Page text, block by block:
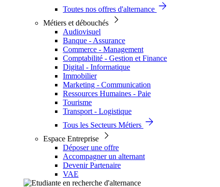
Toutes nos offres d'alternance
Métiers et débouchés
Audiovisuel
Banque - Assurance
Commerce - Management
Comptabilité - Gestion et Finance
Digital - Informatique
Immobilier
Marketing - Communication
Ressources Humaines - Paie
Tourisme
Transport - Logistique
Tous les Secteurs Métiers
Espace Entreprise
Déposer une offre
Accompagner un alternant
Devenir Partenaire
VAE